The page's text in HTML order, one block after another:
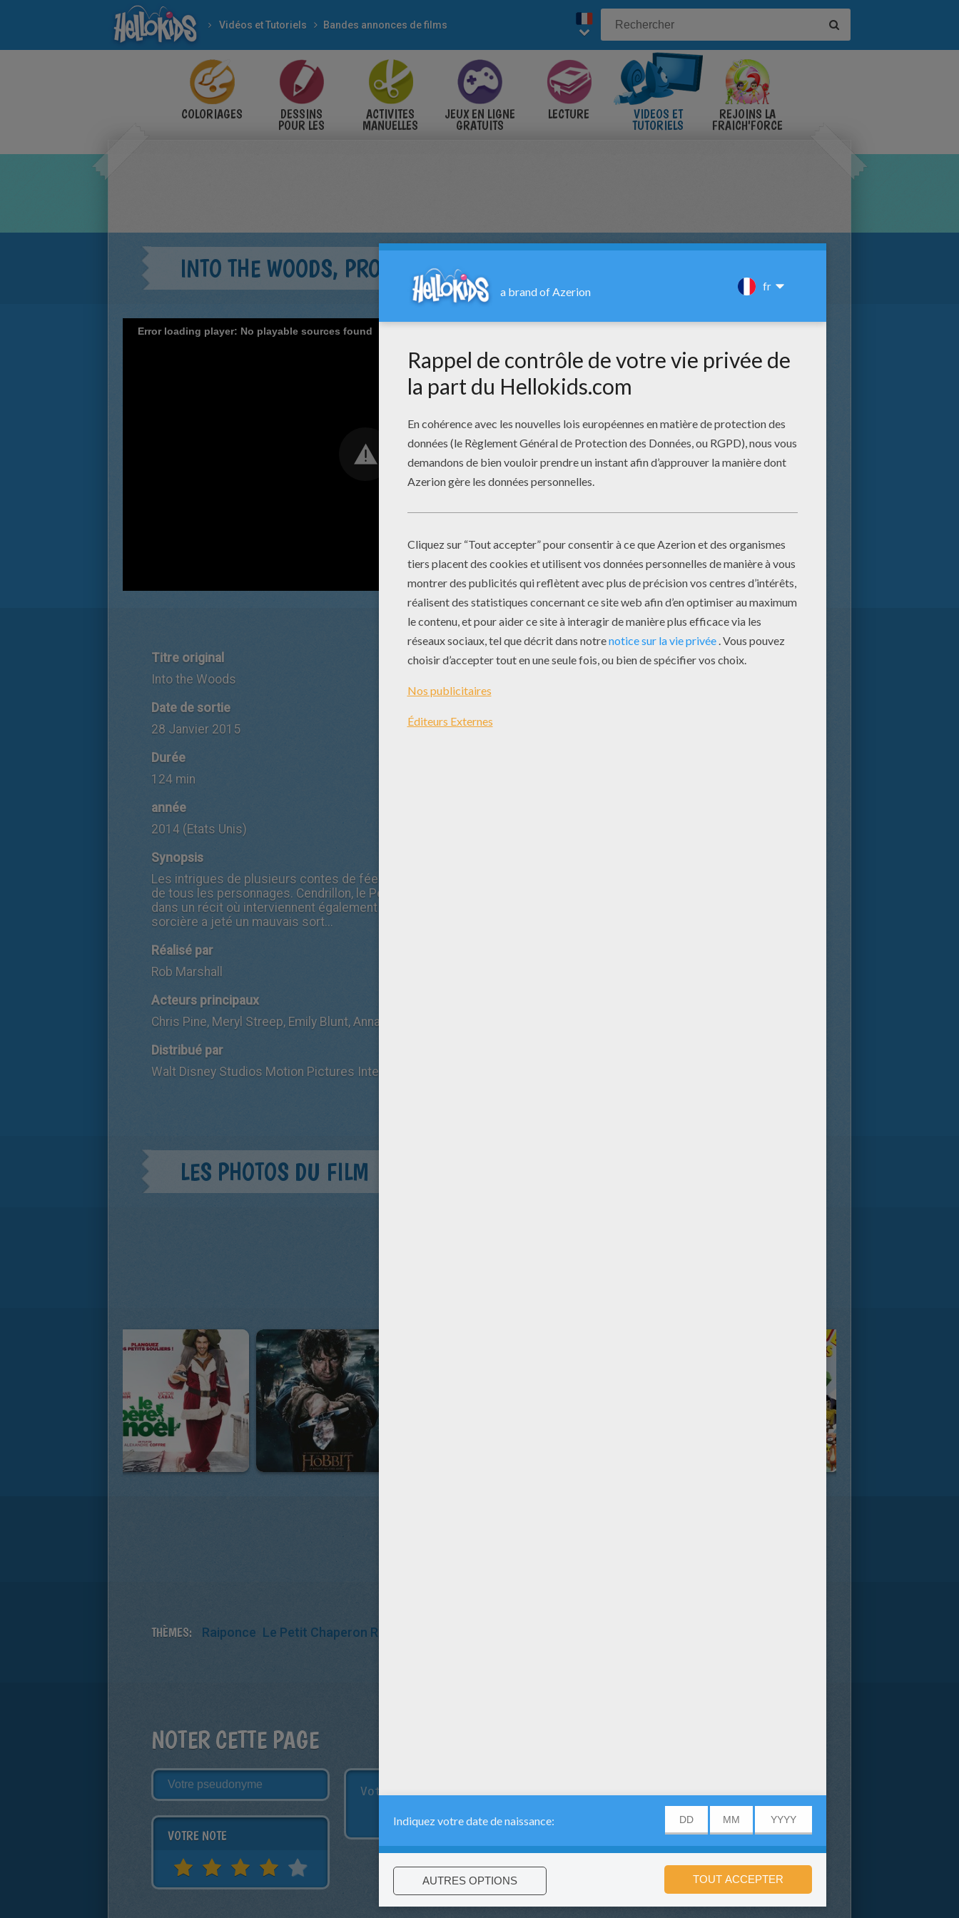
Vidéos et Tutoriels Bandes annonces de films
COLORIAGES DESSINS
POUR LES
ACTIVITES
MANUELLES
JEUX EN LIGNE
GRATUITS
LECTURE VIDÉOS ET
TUTORIELS
REJOINS LA
FRAICH'FORCE
INTO THE WOODS, PROMENONS-NOUS DANS LES BOIS
Error loading player: No playable sources found
Titre original
Into the Woods
Date de sortie
28 Janvier 2015
Durée
124 min
année
2014 (Etats Unis)
Synopsis
Les intrigues de plusieurs contes de fées bien connues se croisent afin d'explorer les désirs, les rêves et les quêtes
de tous les personnages. Cendrillon, le Petit Chaperon rouge, Jack et le haricot magique et Raiponce, tous sont réunis
dans un récit où interviennent également un boulanger et sa femme qui espèrent fonder une famille, mais à qui une
sorcière a jeté un mauvais sort...
Réalisé par
Rob Marshall
Acteurs principaux
Chris Pine, Meryl Streep, Emily Blunt, Anna Kendrick, Johnny Depp
Distribué par
Walt Disney Studios Motion Pictures International France
LES PHOTOS DU FILM
THÈMES: Raiponce Le Petit Chaperon Rouge
NOTER CETTE PAGE
VOTRE NOTE